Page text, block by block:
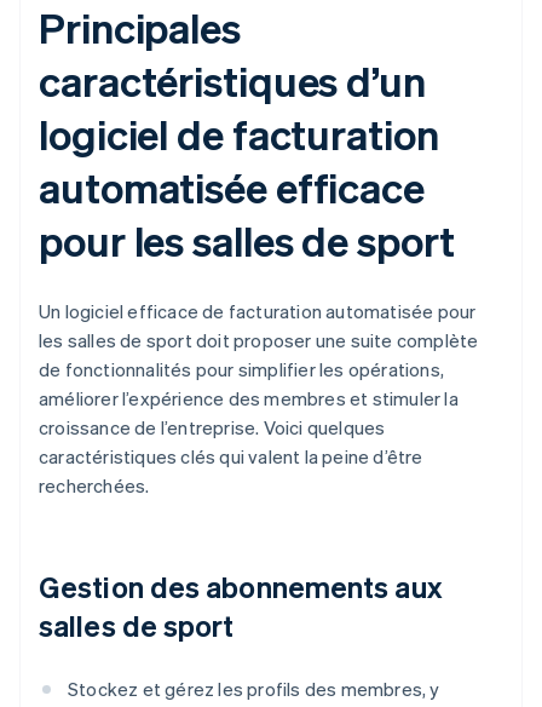
Principales
caractéristiques d’un
logiciel de facturation
automatisée efficace
pour les salles de sport
Un logiciel efficace de facturation automatisée pour
les salles de sport doit proposer une suite complète
de fonctionnalités pour simplifier les opérations,
améliorer l’expérience des membres et stimuler la
croissance de l’entreprise. Voici quelques
caractéristiques clés qui valent la peine d’être
recherchées.
Gestion des abonnements aux
salles de sport
Stockez et gérez les profils des membres, y